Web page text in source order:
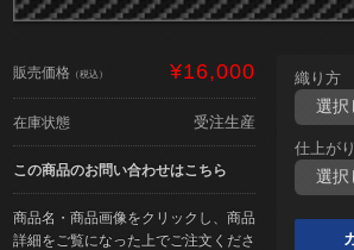
販売価格 （税込） ¥16,000
在庫状態 受注生産
この商品のお問い合わせはこちら
商品名・商品画像をクリックし、商品
詳細をご覧になった上でご注文くださ
織り方
仕上がり